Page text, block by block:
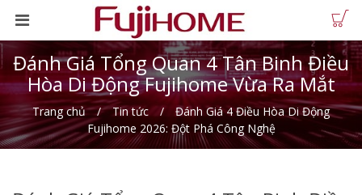
Đánh Giá Tổng Quan 4 Tân Binh Điều
Hòa Di Động Fujihome Vừa Ra Mắt
Trang chủ Tin tức
Đánh Giá 4 Điều Hòa Di Động
Fujihome 2026: Đột Phá Công Nghệ